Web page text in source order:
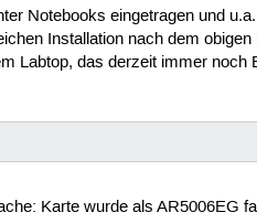
Notebooks eingetragen und
Installation nach dem
Labtop, das derzeit immer noch
Karte wurde als AR5006EG